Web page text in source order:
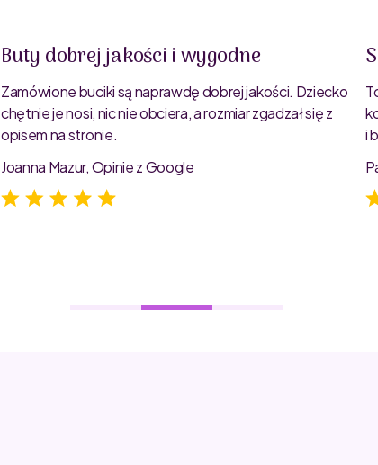
Buty dobrej jakości i wygodne
Zamówione buciki są naprawdę dobrej jakości. Dziecko
chętnie je nosi, nic nie obciera, a rozmiar zgadzał się z
opisem na stronie.
Joanna Mazur, Opinie z Google
i